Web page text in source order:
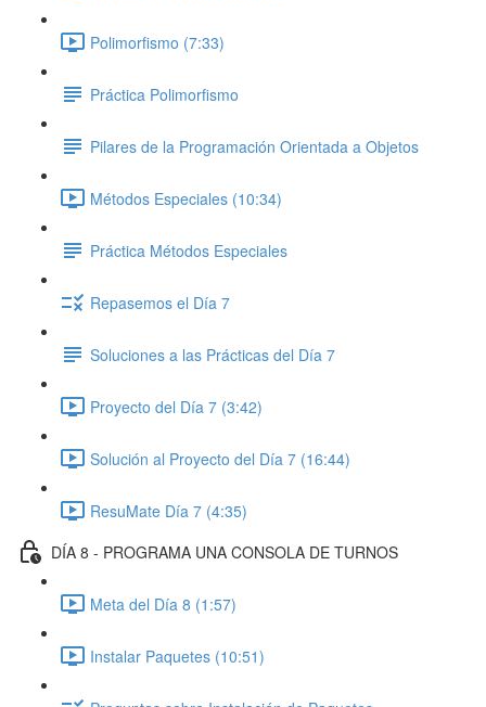
Polimorfismo (7:33)
Práctica Polimorfismo
Pilares de la Programación Orientada a Objetos
Métodos Especiales (10:34)
Práctica Métodos Especiales
Repasemos el Día 7
Soluciones a las Prácticas del Día 7
Proyecto del Día 7 (3:42)
Solución al Proyecto del Día 7 (16:44)
ResuMate Día 7 (4:35)
DÍA 8 - PROGRAMA UNA CONSOLA DE TURNOS
Meta del Día 8 (1:57)
Instalar Paquetes (10:51)